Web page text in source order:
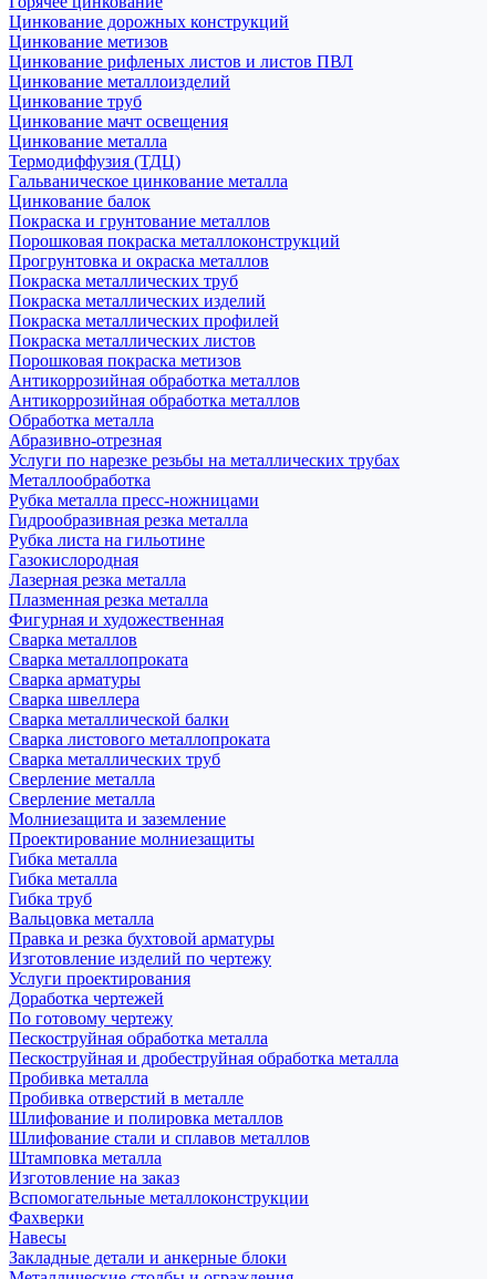
Цинкование дорожных конструкций
Цинкование метизов
Цинкование рифленых листов и листов ПВЛ
Цинкование металлоизделий
Цинкование труб
Цинкование мачт освещения
Цинкование металла
Термодиффузия (ТДЦ)
Гальваническое цинкование металла
Цинкование балок
Покраска и грунтование металлов
Порошковая покраска металлоконструкций
Прогрунтовка и окраска металлов
Покраска металлических труб
Покраска металлических изделий
Покраска металлических профилей
Покраска металлических листов
Порошковая покраска метизов
Антикоррозийная обработка металлов
Антикоррозийная обработка металлов
Обработка металла
Абразивно-отрезная
Услуги по нарезке резьбы на металлических трубах
Металлообработка
Рубка металла пресс-ножницами
Гидрообразивная резка металла
Рубка листа на гильотине
Газокислородная
Лазерная резка металла
Плазменная резка металла
Фигурная и художественная
Сварка металлов
Сварка металлопроката
Сварка арматуры
Сварка швеллера
Сварка металлической балки
Сварка листового металлопроката
Сварка металлических труб
Сверление металла
Сверление металла
Молниезащита и заземление
Проектирование молниезащиты
Гибка металла
Гибка металла
Гибка труб
Вальцовка металла
Правка и резка бухтовой арматуры
Изготовление изделий по чертежу
Услуги проектирования
Доработка чертежей
По готовому чертежу
Пескоструйная обработка металла
Пескоструйная и дробеструйная обработка металла
Пробивка металла
Пробивка отверстий в металле
Шлифование и полировка металлов
Шлифование стали и сплавов металлов
Штамповка металла
Изготовление на заказ
Вспомогательные металлоконструкции
Фахверки
Навесы
Закладные детали и анкерные блоки